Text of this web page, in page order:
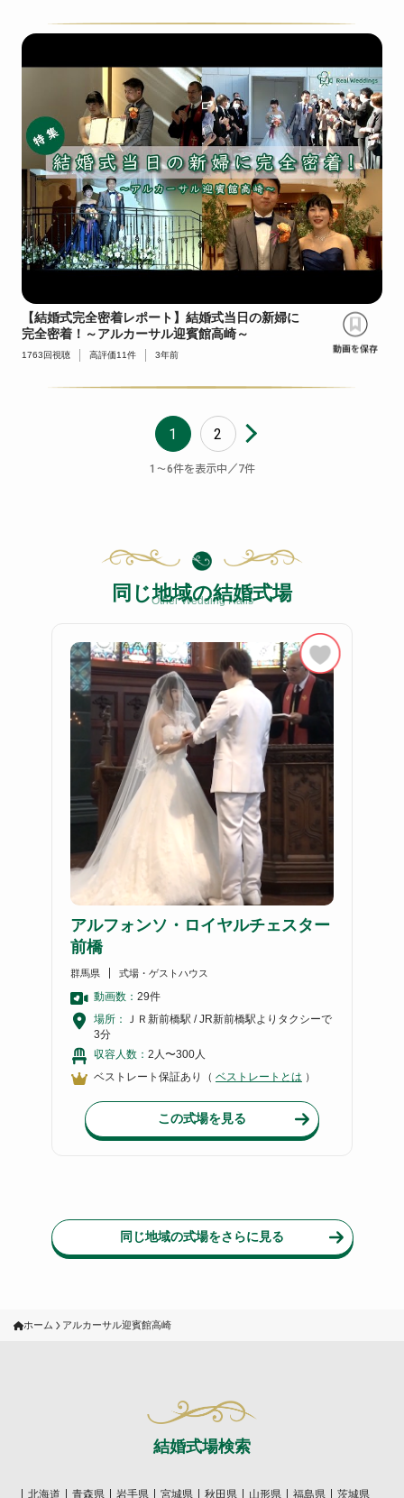
【結婚式完全密着レポート】結婚式当日の新婦に
完全密着！～アルカーサル迎賓館高崎～
1763 回視聴 高評価11件 3年前
1 2
1 〜6件を表示中／7件
Other Wedding Halls
同じ地域の結婚式場
アルフォンソ・ロイヤルチェスター
前橋
群馬県 式場・ゲストハウス
動画数： 29件
場所：
ＪＲ新前橋駅 / JR新前橋駅よりタクシーで
3分
収容人数： 2人〜300人
ベストレート保証あり（ ベストレートとは ）
この式場を見る
同じ地域の式場をさらに見る
ホーム アルカーサル迎賓館高崎
結婚式場検索
北海道 青森県 岩手県 宮城県 秋田県 山形県 福島県 茨城県